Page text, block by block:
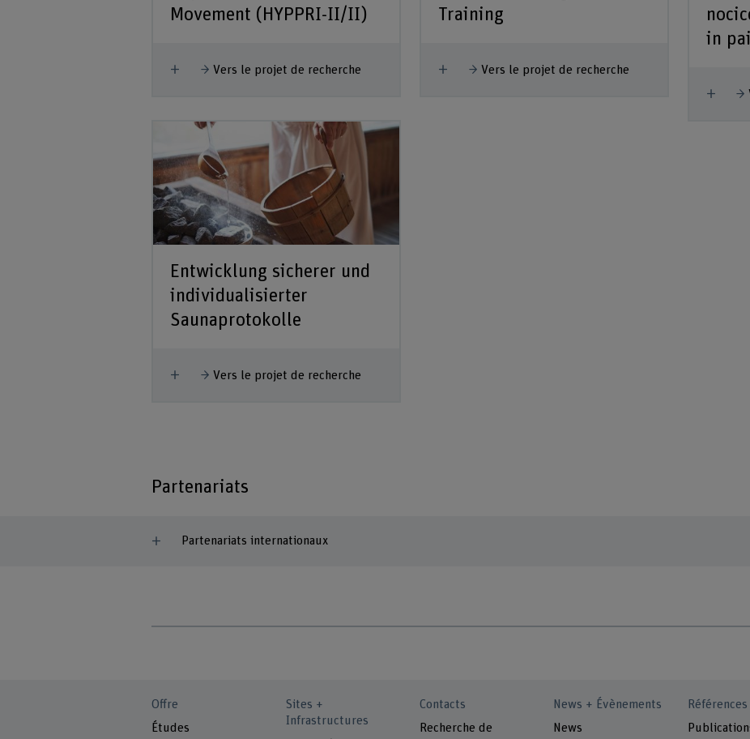
Movement (HYPPRI-II/II)
Afficher plus
Vers le projet de recherche
Entwicklung sicherer und
individualisierter
Saunaprotokolle
Afficher plus
Vers le projet de recherche
Training
Afficher plus
Vers le projet de recherche
in
Partenariats
Partenariats internationaux
Offre
Études
Sites +
Infrastructures
Contacts
Recherche de
News + Évènements
News
Références